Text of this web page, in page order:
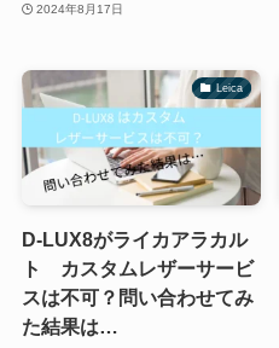
2024年8月17日
Leica
D-LUX8がライカアラカル
ト カスタムレザーサービ
スは不可？問い合わせてみ
た結果は…